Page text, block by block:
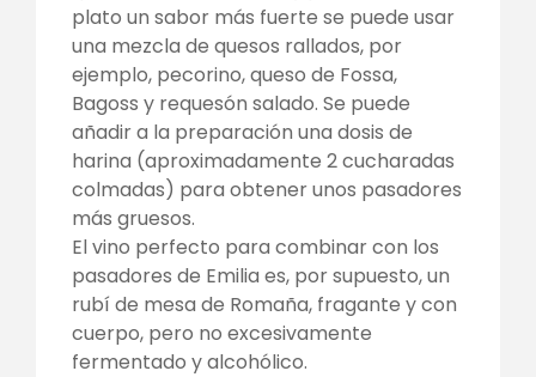
plato un sabor más fuerte se puede usar
una mezcla de quesos rallados, por
ejemplo, pecorino, queso de Fossa,
Bagoss y requesón salado. Se puede
añadir a la preparación una dosis de
harina (aproximadamente 2 cucharadas
colmadas) para obtener unos pasadores
más gruesos.
El vino perfecto para combinar con los
pasadores de Emilia es, por supuesto, un
rubí de mesa de Romaña, fragante y con
cuerpo, pero no excesivamente
fermentado y alcohólico.